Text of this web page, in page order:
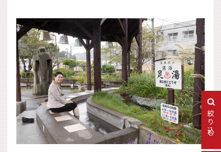
絞り込む